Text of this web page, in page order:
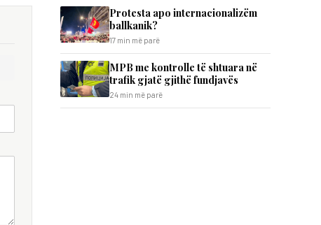
Protesta apo internacionalizëm
ballkanik?
17 min më parë
MPB me kontrolle të shtuara në
trafik gjatë gjithë fundjavës
24 min më parë